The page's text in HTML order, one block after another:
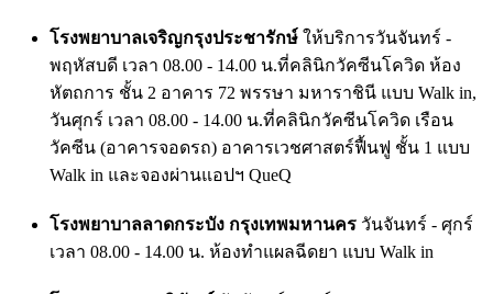
โรงพยาบาลเจริญกรุงประชารักษ์ ให้บริการวันจันทร์ -
พฤหัสบดี เวลา 08.00 - 14.00 น.ที่คลินิกวัคซีนโควิด ห้อง
หัตถการ ชั้น 2 อาคาร 72 พรรษา มหาราชินี แบบ Walk in,
วันศุกร์ เวลา 08.00 - 14.00 น.ที่คลินิกวัคซีนโควิด เรือน
วัคซีน (อาคารจอดรถ) อาคารเวชศาสตร์ฟื้นฟู ชั้น 1 แบบ
Walk in และจองผ่านแอปฯ QueQ
โรงพยาบาลลาดกระบัง กรุงเทพมหานคร วันจันทร์ - ศุกร์
เวลา 08.00 - 14.00 น. ห้องทำแผลฉีดยา แบบ Walk in